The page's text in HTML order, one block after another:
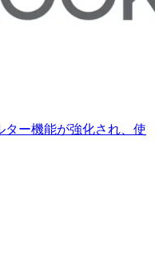
ター機能が強化され、使